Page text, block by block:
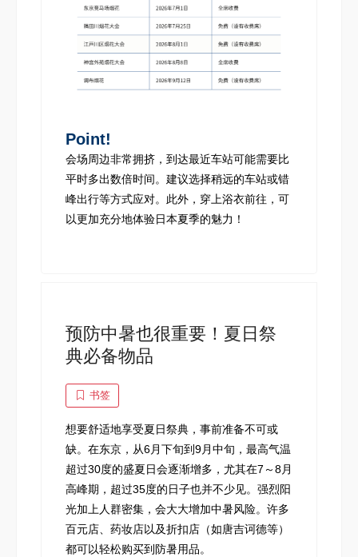
Point!
会场周边非常拥挤，到达最近车站可能需要比
平时多出数倍时间。建议选择稍远的车站或错
峰出行等方式应对。此外，穿上浴衣前往，可
以更加充分地体验日本夏季的魅力！
预防中暑也很重要！夏日祭
典必备物品
书签
想要舒适地享受夏日祭典，事前准备不可或
缺。在东京，从6月下旬到9月中旬，最高气温
超过30度的盛夏日会逐渐增多，尤其在7～8月
高峰期，超过35度的日子也并不少见。强烈阳
光加上人群密集，会大大增加中暑风险。许多
百元店、药妆店以及折扣店（如唐吉诃德等）
都可以轻松购买到防暑用品。